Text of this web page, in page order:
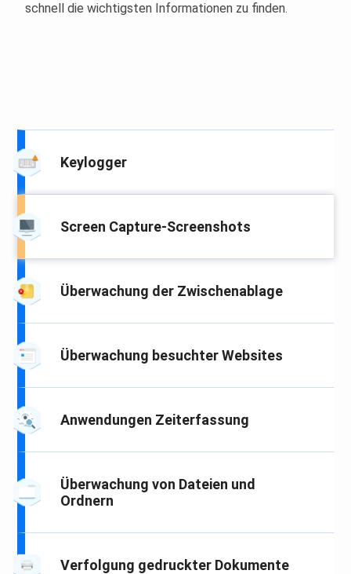
schnell die wichtigsten Informationen zu finden.
Keylogger
Screen Capture-Screenshots
Überwachung der Zwischenablage
Überwachung besuchter Websites
Anwendungen Zeiterfassung
Überwachung von Dateien und
Ordnern
Verfolgung gedruckter Dokumente